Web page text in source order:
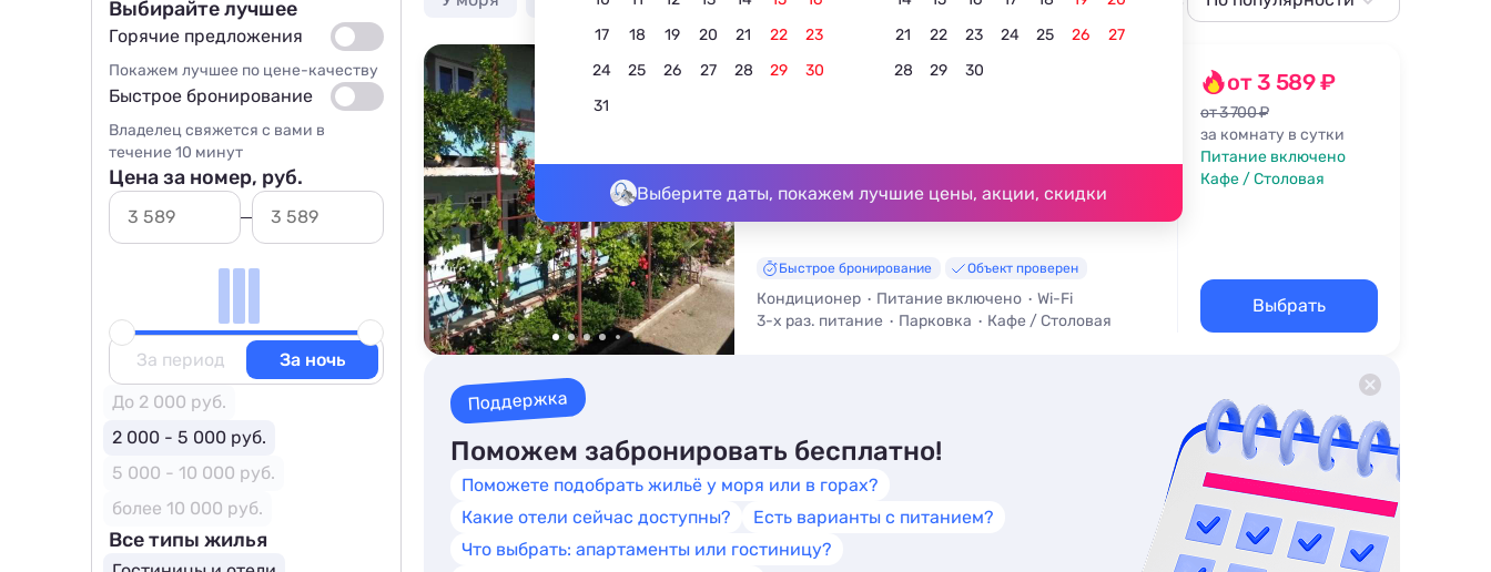
17
18 19 20 21 22
23
24
25 26 27 28 29
30
31
21
22 23 24 25 26
27
28
29 30
Выберите даты, покажем лучшие цены, акции, скидки
Сначала дешевле
Сначала дороже
Ближе к морю
Ближе к центру
Пансионат «Семейный»
До моря - 400 м • До центра - 837 м
Быстрое бронирование Объект проверен
Кондиционер Питание включено
Wi-Fi
3-х раз. питание
Парковка
Кафе / Столовая
от 3 589 ₽
от 3 700 ₽
за комнату в сутки
Питание включено
Кафе / Столовая
Выбрать
Поддержка
Поможем забронировать бесплатно!
Поможете подобрать жильё у моря или в горах?
Какие отели сейчас доступны?
Есть варианты с питанием?
Что выбрать: апартаменты или гостиницу?
Выбирайте лучшее
Горячие предложения
Покажем лучшее по цене-качеству
Быстрое бронирование
Владелец свяжется с вами в
течение 10 минут
Цена за номер, руб.
За период
За ночь
До 2 000 руб.
2 000 - 5 000 руб.
5 000 - 10 000 руб.
более 10 000 руб.
Все типы жилья